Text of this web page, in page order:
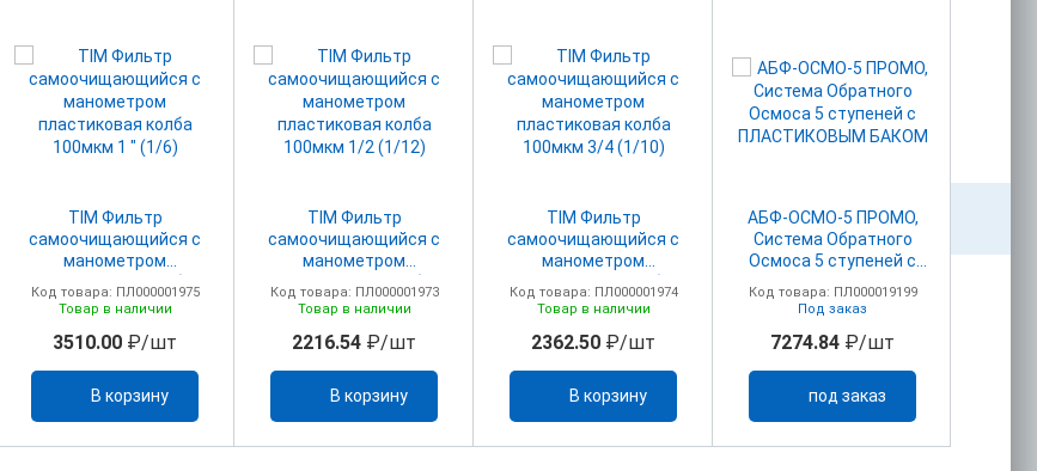
TIM Фильтр
самоочищающийся с
манометром
100мкм 1 " (1/6)
Код товара: ПЛ000001975
Товар в наличии
3510.00 ₽/шт
В корзину
TIM Фильтр
самоочищающийся с
манометром
100мкм 1/2 (1/12)
Код товара: ПЛ000001973
Товар в наличии
2216.54 ₽/шт
В корзину
TIM Фильтр
самоочищающийся с
манометром
100мкм 3/4 (1/10)
Код товара: ПЛ000001974
Товар в наличии
2362.50 ₽/шт
В корзину
АБФ-ОСМО-5 ПРОМО,
Система Обратного
Осмоса 5 ступеней с
Код товара: ПЛ000019199
Под заказ
7274.84 ₽/шт
под заказ